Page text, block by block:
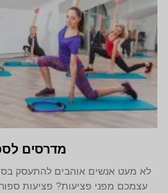
מדרסים
לא מעט אנשים אוהבים להתעסק
עצמכם מפני פציעות? פציעות